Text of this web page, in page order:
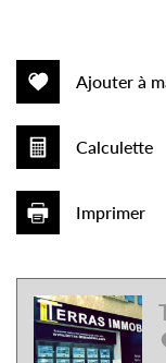
Collège
Ajouter à
Calculette
Imprimer